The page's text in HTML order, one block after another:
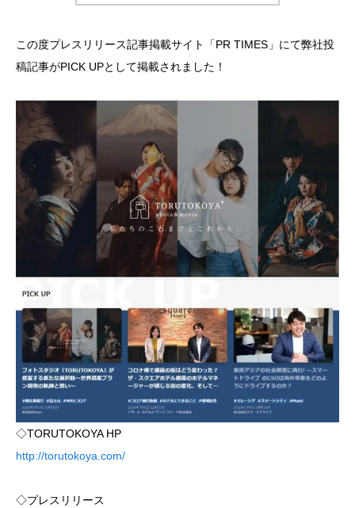
この度プレスリリース記事掲載サイト「PR TIMES」にて弊社投
稿記事がPICK UPとして掲載されました！
◇TORUTOKOYA HP
http://torutokoya.com/
◇プレスリリース